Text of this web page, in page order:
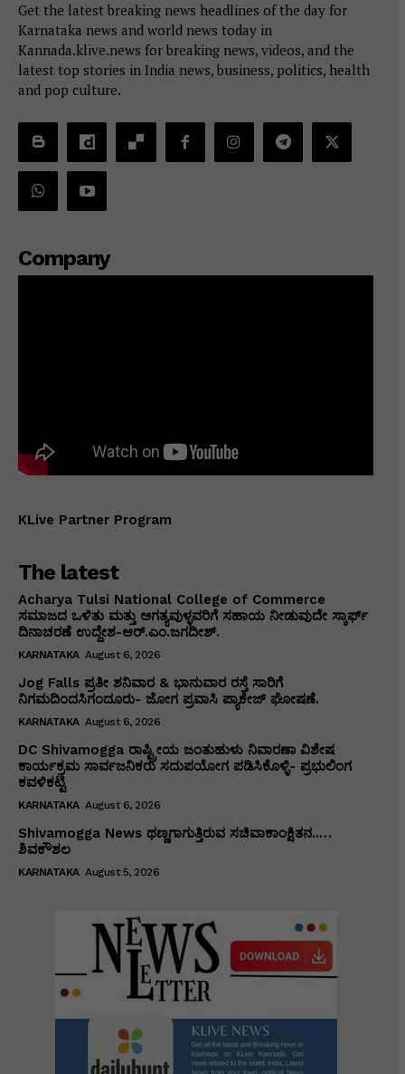
Get the latest breaking news headlines of the day for
Karnataka news and world news today in
Kannada.klive.news for breaking news, videos, and the
latest top stories in India news, business, politics, health
and pop culture.
Company
KLive Partner Program
The latest
Acharya Tulsi National College of Commerce
ಸಮಾಜದ ಒಳಿತು ಮತ್ತು ಅಗತ್ಯವುಳ್ಳವರಿಗೆ ಸಹಾಯ ನೀಡುವುದೇ ಸ್ಕಾರ್ಫ್
ದಿನಾಚರಣೆ ಉದ್ದೇಶ-ಆರ್.ಎಂ.ಜಗದೀಶ್.
KARNATAKA August 6, 2026
Jog Falls ಪ್ರತೀ ಶನಿವಾರ & ಭಾನುವಾರ ರಸ್ತೆ ಸಾರಿಗೆ
ನಿಗಮದಿಂದಸಿಗಂದೂರು- ಜೋಗ ಪ್ರವಾಸಿ ಪ್ಯಾಕೇಜ್ ಘೋಷಣೆ.
KARNATAKA August 6, 2026
DC Shivamogga ರಾಷ್ಟ್ರೀಯ ಜಂತುಹುಳು ನಿವಾರಣಾ ವಿಶೇಷ
ಕಾರ್ಯಕ್ರಮ ಸಾರ್ವಜನಿಕರು ಸದುಪಯೋಗ ಪಡಿಸಿಕೊಳ್ಳಿ- ಪ್ರಭುಲಿಂಗ
ಕವಳಿಕಟ್ಟಿ
KARNATAKA August 6, 2026
Shivamogga News ಥಣ್ಣಗಾಗುತ್ತಿರುವ ಸಚಿವಾಕಾಂಕ್ಷಿತನ..…
ಶಿವಕೌಶಲ
KARNATAKA August 5, 2026